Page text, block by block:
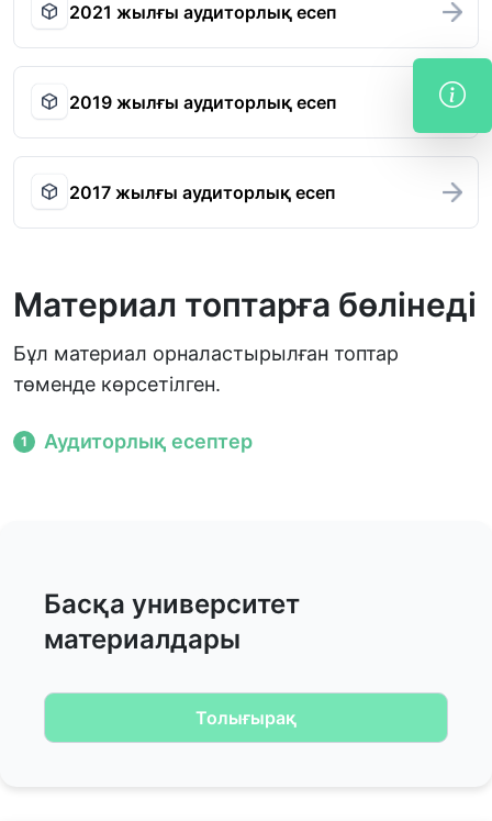
2021 жылғы аудиторлық есеп
2019 жылғы аудиторлық есеп
2017 жылғы аудиторлық есеп
Материал топтарға бөлінеді
Бұл материал орналастырылған топтар
төменде көрсетілген.
1 Аудиторлық есептер
Басқа университет
материалдары
Толығырақ